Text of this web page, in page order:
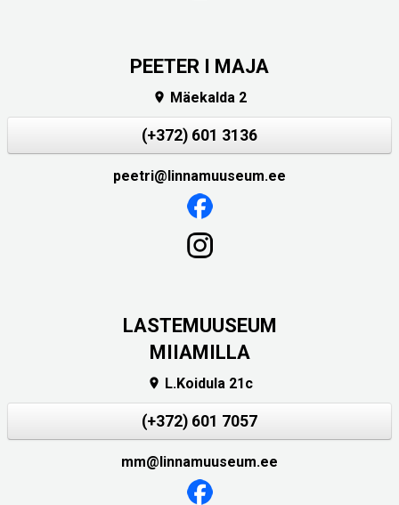
PEETER I MAJA
 Mäekalda 2
(+372) 601 3136
peetri@linnamuuseum.ee
LASTEMUUSEUM
MIIAMILLA
 L.Koidula 21c
(+372) 601 7057
mm@linnamuuseum.ee